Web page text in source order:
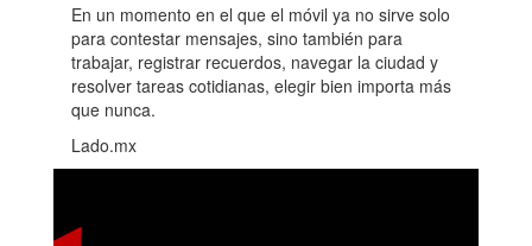
En un momento en el que el móvil ya no sirve solo
para contestar mensajes, sino también para
trabajar, registrar recuerdos, navegar la ciudad y
resolver tareas cotidianas, elegir bien importa más
que nunca.
Lado.mx